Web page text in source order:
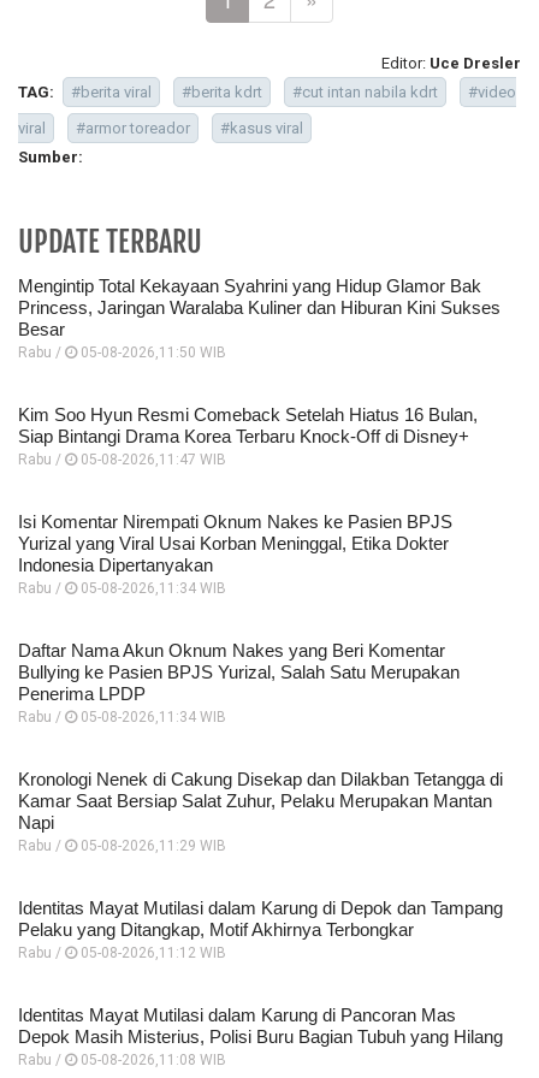
Editor: Uce Dresler
TAG:
#berita viral #berita kdrt #cut intan nabila kdrt
#video
viral
#armor toreador
#kasus viral
Sumber:
UPDATE TERBARU
Mengintip Total Kekayaan Syahrini yang Hidup Glamor Bak
Princess, Jaringan Waralaba Kuliner dan Hiburan Kini Sukses
Besar
Rabu / 05-08-2026,11:50 WIB
Kim Soo Hyun Resmi Comeback Setelah Hiatus 16 Bulan,
Siap Bintangi Drama Korea Terbaru Knock-Off di Disney+
Rabu / 05-08-2026,11:47 WIB
Isi Komentar Nirempati Oknum Nakes ke Pasien BPJS
Yurizal yang Viral Usai Korban Meninggal, Etika Dokter
Indonesia Dipertanyakan
Rabu / 05-08-2026,11:34 WIB
Daftar Nama Akun Oknum Nakes yang Beri Komentar
Bullying ke Pasien BPJS Yurizal, Salah Satu Merupakan
Penerima LPDP
Rabu / 05-08-2026,11:34 WIB
Kronologi Nenek di Cakung Disekap dan Dilakban Tetangga di
Kamar Saat Bersiap Salat Zuhur, Pelaku Merupakan Mantan
Napi
Rabu / 05-08-2026,11:29 WIB
Identitas Mayat Mutilasi dalam Karung di Depok dan Tampang
Pelaku yang Ditangkap, Motif Akhirnya Terbongkar
Rabu / 05-08-2026,11:12 WIB
Identitas Mayat Mutilasi dalam Karung di Pancoran Mas
Depok Masih Misterius, Polisi Buru Bagian Tubuh yang Hilang
Rabu / 05-08-2026,11:08 WIB